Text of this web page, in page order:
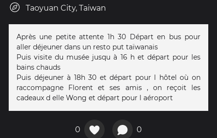
Taoyuan City, Taiwan
Après une petite attente 1h 30 Départ en bus pour
aller déjeuner dans un resto put taïwanais
Puis visite du musée jusqu à 16 h et départ pour les
bains chauds
Puis déjeuner à 18h 30 et départ pour l hôtel où on
raccompagne Florent et ses amis , on reçoit les
cadeaux d elle Wong et départ pour l aéroport
0 0